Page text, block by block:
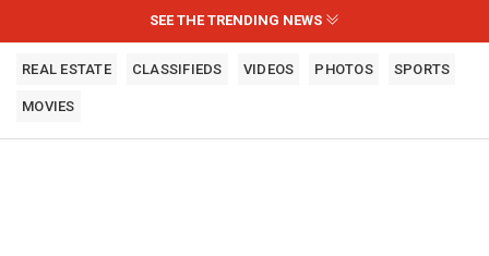
SEE THE TRENDING NEWS
REAL ESTATE CLASSIFIEDS VIDEOS PHOTOS SPORTS
MOVIES